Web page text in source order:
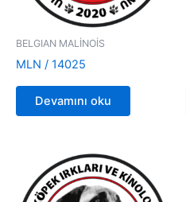
BELGIAN MALİNOİS
MLN / 14025
Devamını oku